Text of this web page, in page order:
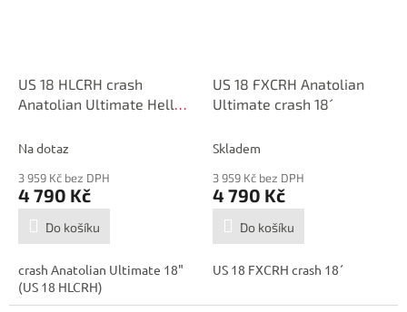
US 18 HLCRH crash
Anatolian Ultimate Hell
Na dotaz
3 959 Kč bez DPH
4 790 Kč
Do košíku
crash Anatolian Ultimate 18"
(US 18 HLCRH)
US 18 FXCRH Anatolian
Ultimate crash 18´
Skladem
3 959 Kč bez DPH
4 790 Kč
Do košíku
US 18 FXCRH crash 18´